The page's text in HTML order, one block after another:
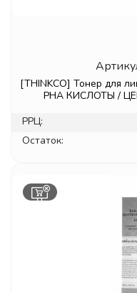
[THINKCO] Тонер для
PHA КИСЛОТЫ /
РРЦ:
Остаток: